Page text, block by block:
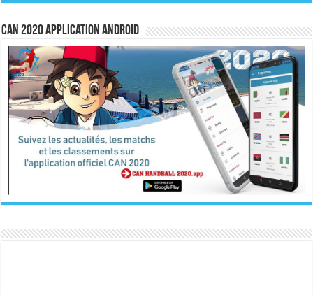
CAN 2020 Application Android